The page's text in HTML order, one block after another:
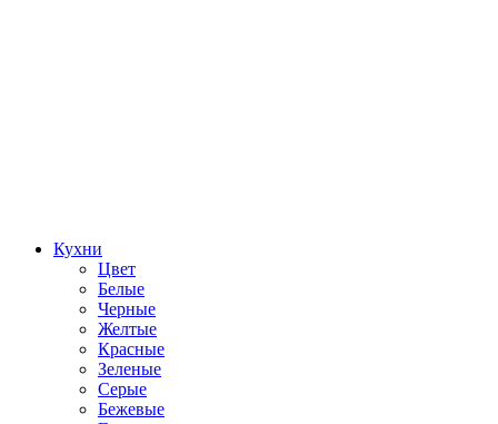
Кухни
Цвет
Белые
Черные
Желтые
Красные
Зеленые
Серые
Бежевые